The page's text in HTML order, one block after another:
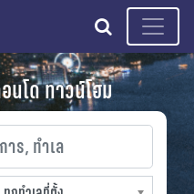
search
โด ทาวน์โฮม
ทำเล